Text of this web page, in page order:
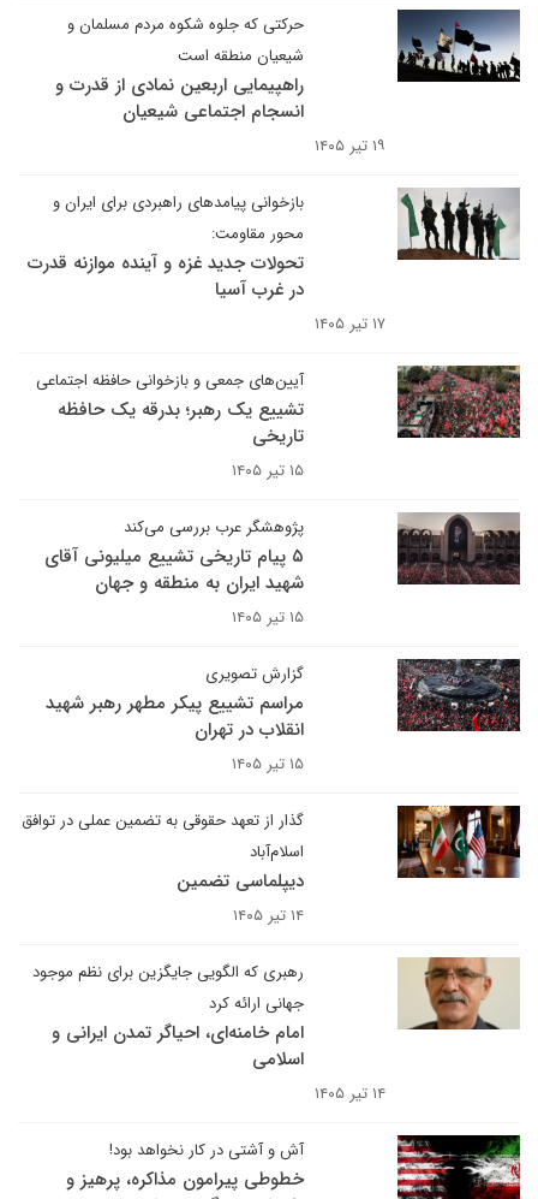
حرکتی که جلوه شکوه مردم مسلمان و
شیعیان منطقه است
راهپیمایی اربعین نمادی از قدرت و
انسجام اجتماعی شیعیان
۱۹ تیر ۱۴۰۵
بازخوانی پیامدهای راهبردی برای ایران و
محور مقاومت:
تحولات جدید غزه و آینده موازنه قدرت
در غرب آسیا
۱۷ تیر ۱۴۰۵
آیین‌های جمعی و بازخوانی حافظه اجتماعی
تشییع یک رهبر؛ بدرقه یک حافظه
تاریخی
۱۵ تیر ۱۴۰۵
پژوهشگر عرب بررسی می‌کند
۵ پیام تاریخی تشییع میلیونی آقای
شهید ایران به منطقه و جهان
۱۵ تیر ۱۴۰۵
گزارش تصویری
مراسم تشییع پیکر مطهر رهبر شهید
انقلاب در تهران
۱۵ تیر ۱۴۰۵
گذار از تعهد حقوقی به تضمین عملی در توافق
اسلام‌آباد
دیپلماسی تضمین
۱۴ تیر ۱۴۰۵
رهبری که الگویی جایگزین برای نظم موجود
جهانی ارائه کرد
امام خامنه‌ای، احیاگر تمدن‌ ایرانی و
اسلامی
۱۴ تیر ۱۴۰۵
آش و آشتی در کار نخواهد بود!
خطوطی پیرامون مذاکره، پرهیز و